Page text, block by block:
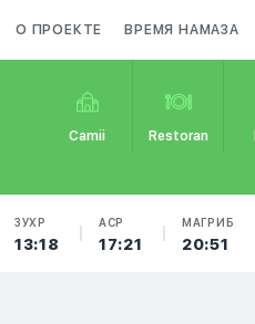
О ПРОЕКТЕ ВРЕМЯ НАМАЗА
Camii Restoran
ЗУХР
13:18
АСР
17:21
МАГРИБ
20:51